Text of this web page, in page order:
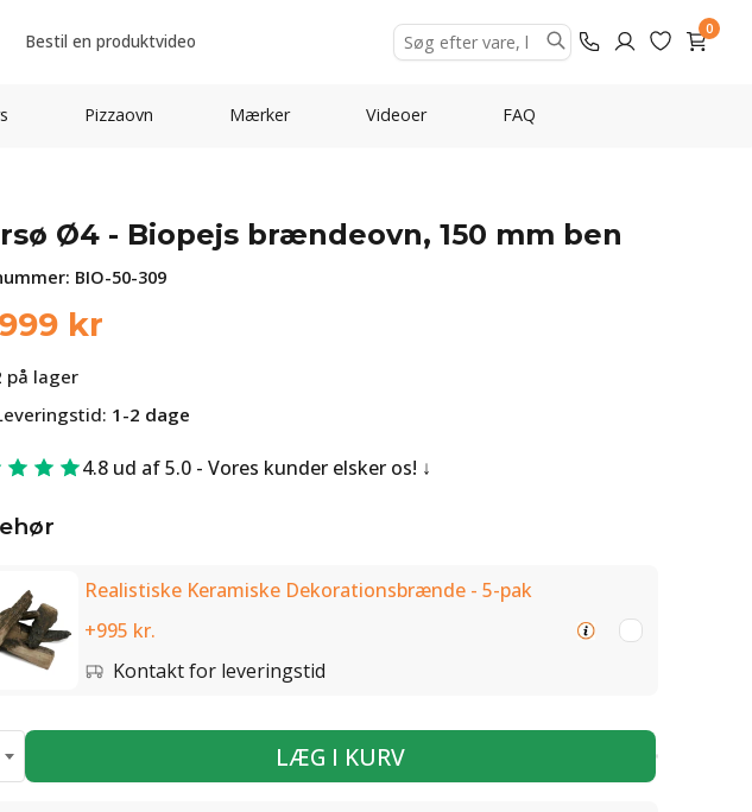
Bestil en produktvideo
0
Pizzaovn Mærker Videoer FAQ
Ø4 - Biopejs brændeovn, 150 mm ben
BIO-50-309
kr
på lager
1-2 dage
4.8 ud af 5.0 - Vores kunder elsker os!
Realistiske Keramiske Dekorationsbrænde - 5-pak
+995 kr.
Kontakt for leveringstid
LÆG I KURV